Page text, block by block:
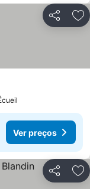
Partilhar
preços
Ver preços
Partilhar